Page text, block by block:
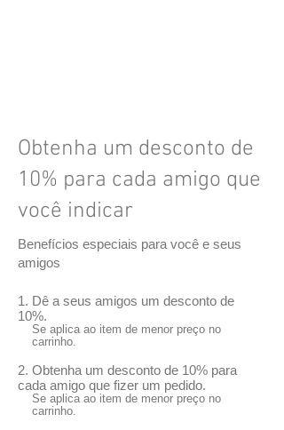
Obtenha um desconto de
10% para cada amigo que
você indicar
Benefícios especiais para você e seus
amigos
Dê a seus amigos um desconto de
10%.
Se aplica ao item de menor preço no
carrinho.
Obtenha um desconto de 10% para
cada amigo que fizer um pedido.
Se aplica ao item de menor preço no
carrinho.